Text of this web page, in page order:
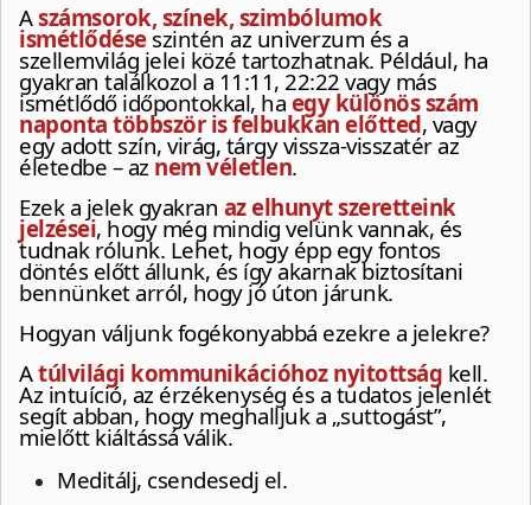
Aszámsorok, színek, szimbólumok
ismétlődéseszintén az univerzum és a
szellemvilág jelei közé tartozhatnak. Például, ha
gyakran találkozol a 11:11, 22:22 vagy más
ismétlődő időpontokkal, ha egy különös szám
naponta többször is felbukkan előtted, vagy
egy adott szín, virág, tárgy vissza-visszatér az
életedbe – az nem véletlen.
Ezek a jelek gyakran az elhunyt szeretteink
jelzései, hogy még mindig velünk vannak, és
tudnak rólunk. Lehet, hogy épp egy fontos
döntés előtt állunk, és így akarnak biztosítani
bennünket arról, hogy jó úton járunk.
Hogyan váljunk fogékonyabbá ezekre a jelekre?
Atúlvilági kommunikációhoz nyitottság kell.
Az intuíció, az érzékenység és a tudatos jelenlét
segít abban, hogy meghalljuk a „suttogást”,
mielőtt kiáltássá válik.
Meditálj, csendesedj el.